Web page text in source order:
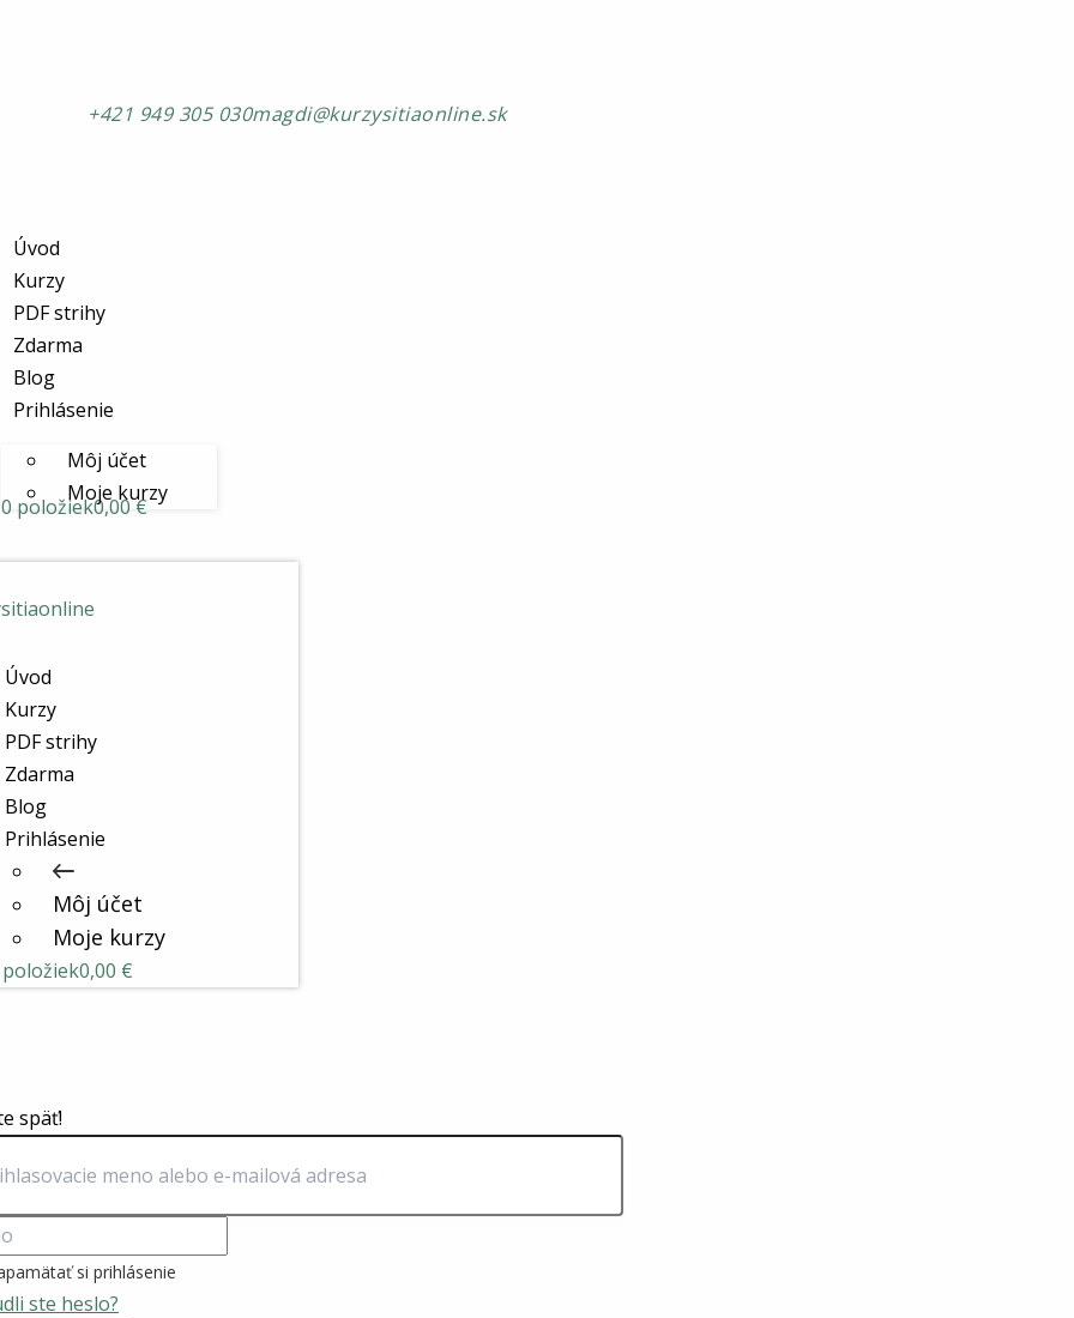
+421 949 305 030magdi@kurzysitiaonline.sk
Úvod
Kurzy
PDF strihy
Zdarma
Blog
Prihlásenie
Môj účet
Moje kurzy
0 položiek0,00 €
Úvod
Kurzy
PDF strihy
Zdarma
Blog
Prihlásenie
Môj účet
Moje kurzy
0,00 €
späť!
si prihlásenie
ste heslo?